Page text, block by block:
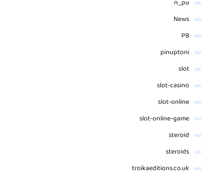
n_pu
News
PB
pinuptoni
slot
slot-casino
slot-online
slot-online-game
steroid
steroids
troikaeditions.co.uk